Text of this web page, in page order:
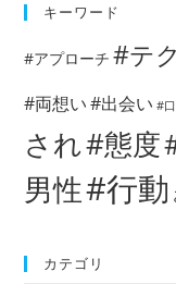
キーワード
#アプローチ #テ
#両想い#出会い #
され#態度
男性#行動
カテゴリ